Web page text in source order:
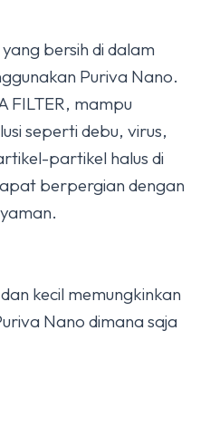
bersih di dalam
Puriva Nano.
FILTER, mampu
seperti debu, virus,
partikel halus di
berpergian dengan
kecil memungkinkan
Nano dimana saja